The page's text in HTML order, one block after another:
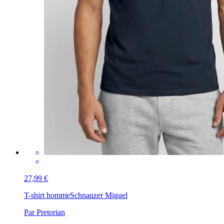
27,99 €
T-shirt hommeSchnauzer Miguel
Par Pretorian